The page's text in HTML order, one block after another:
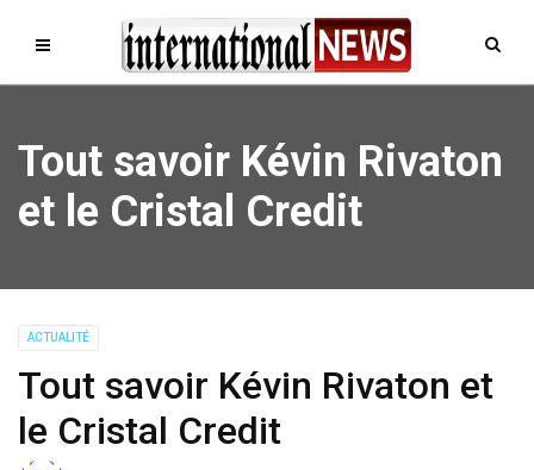
Tout savoir Kévin Rivaton
et le Cristal Credit
ACTUALITÉ
Tout savoir Kévin Rivaton et
le Cristal Credit